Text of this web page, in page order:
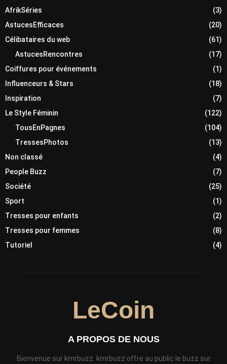
AfrikSéries
(3)
AstucesEfficaces
(20)
Célibataires du web
(61)
AstucesRencontres
(17)
Coiffures pour événements
(1)
Influenceurs & Stars
(18)
Inspiration
(7)
Le Style Féminin
(122)
TousEnPagnes
(104)
TressesPhotos
(13)
Non classé
(4)
People Buzz
(7)
Société
(25)
Sport
(1)
Tresses pour enfants
(2)
Tresses pour femmes
(8)
Tutoriel
(4)
LeCoin
A PROPOS DE NOUS
Bienvenue sur kmrbuzz. kmrbuzz offre au public le buzz sur